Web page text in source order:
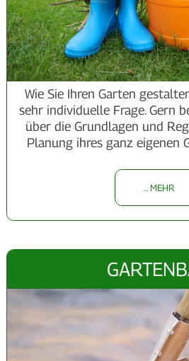
Wie Sie Ihren Garten
sehr individuelle Frage. Gern
über die Grundlagen und
Planung ihres ganz eigenen
... MEHR